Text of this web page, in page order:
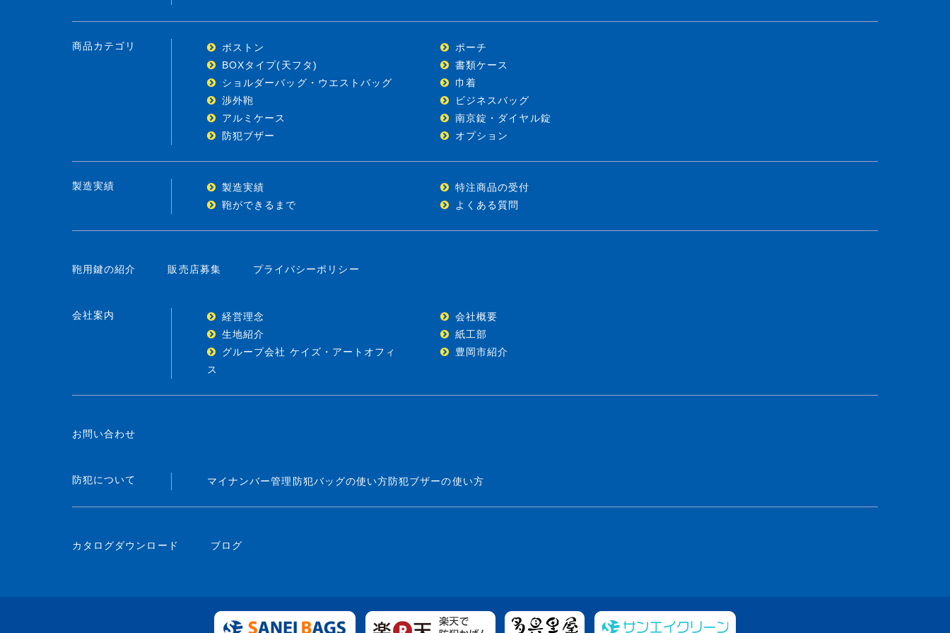
商品カテゴリ ボストン
ポーチ
BOXタイプ(天フタ)
書類ケース
ショルダーバッグ・ウエストバッグ
巾着
渉外鞄
ビジネスバッグ
アルミケース
南京錠・ダイヤル錠
防犯ブザー
オプション
製造実績 製造実績
特注商品の受付
鞄ができるまで
よくある質問
鞄用鍵の紹介 販売店募集 プライバシーポリシー
会社案内 経営理念
会社概要
生地紹介
紙工部
グループ会社 ケイズ・アートオフィ
ス
豊岡市紹介
お問い合わせ
防犯について マイナンバー管理 防犯バッグの使い方防犯ブザーの使い方
カタログダウンロード ブログ